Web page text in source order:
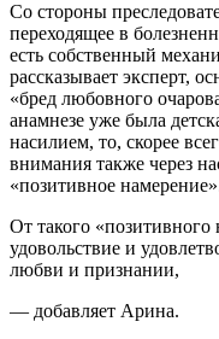
Со стороны
переходящее в
есть собственный
рассказывает эксперт,
«бред любовного
анамнезе уже была
насилием, то, скорее
внимания также через
«позитивное
От такого «позитивного
удовольствие и
любви и признании,
— добавляет Арина.